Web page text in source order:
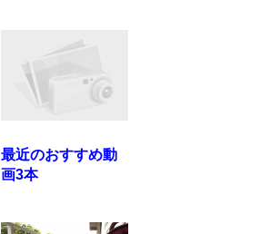
最近のおすすめ動
画3本